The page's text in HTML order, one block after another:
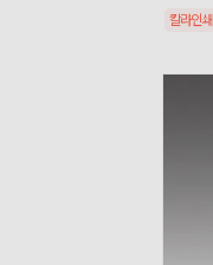
칼라인쇄